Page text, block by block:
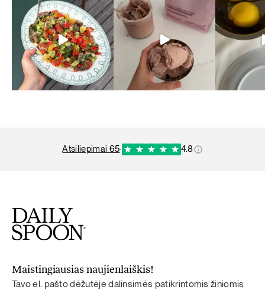
atsiliepimai 65· 4.8
Maistingiausias naujienlaiškis!
Tavo el. pašto dėžutėje dalinsimės patikrintomis žiniomis